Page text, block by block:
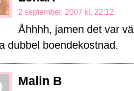
2 september, 2007 kl. 22:12
Åhhhh, jamen det var
dubbel boendekostnad.
Malin B